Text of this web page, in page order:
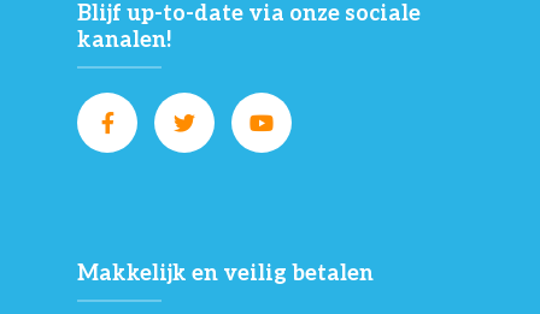
Blijf up-to-date via onze sociale
kanalen!
Makkelijk en veilig betalen